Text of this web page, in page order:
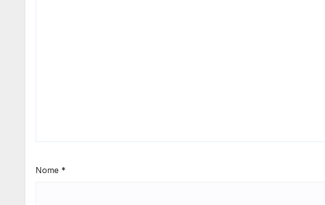
Nome *